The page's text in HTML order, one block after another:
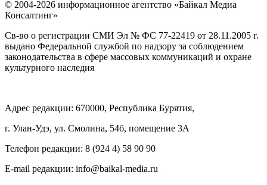
© 2004-2026 информационное агентство «Байкал Медиа
Консалтинг»
Св-во о регистрации СМИ Эл № ФС 77-22419 от 28.11.2005 г.
выдано Федеральной службой по надзору за соблюдением
законодательства в сфере массовых коммуникаций и охране
культурного наследия
Адрес редакции: 670000, Республика Бурятия,
г. Улан-Удэ, ул. Смолина, 54б, помещение 3А
Телефон редакции: ‎‎8 (924 4) 58 90 90
E-mail редакции: info@baikal-media.ru